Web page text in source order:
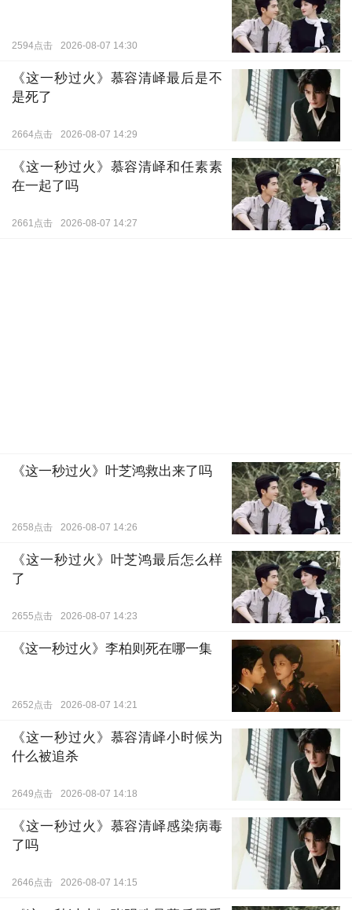
2594点击 2026-08-07 14:30
《这一秒过火》慕容清峄最后是不
是死了
2664点击 2026-08-07 14:29
《这一秒过火》慕容清峄和任素素
在一起了吗
2661点击 2026-08-07 14:27
《这一秒过火》叶芝鸿救出来了吗
2658点击 2026-08-07 14:26
《这一秒过火》叶芝鸿最后怎么样
了
2655点击 2026-08-07 14:23
《这一秒过火》李柏则死在哪一集
2652点击 2026-08-07 14:21
《这一秒过火》慕容清峄小时候为
什么被追杀
2649点击 2026-08-07 14:18
《这一秒过火》慕容清峄感染病毒
了吗
2646点击 2026-08-07 14:15